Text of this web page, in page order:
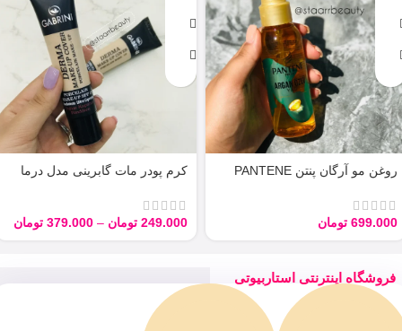
روغن مو آرگان پنتن PANTENE
699.000 تومان
کرم پودر مات گابرینی مدل درما
249.000 تومان –
379.000 تومان
فروشگاه اینترنتی استاربیوتی